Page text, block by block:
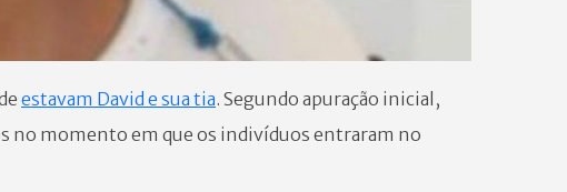
estavam David e sua tia. Segundo apuração inicial,
no momento em que os indivíduos entraram no